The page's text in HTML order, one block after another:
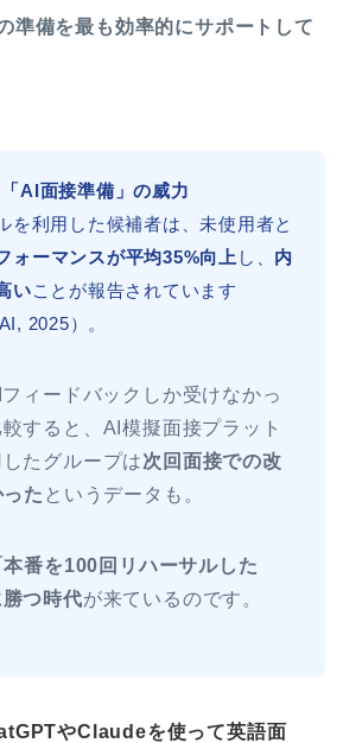
準備を最も効率的にサポートして
AI面接準備」の威力
を利用した候補者は、未使用者と
ォーマンスが平均35%向上 し、 内
いことが報告されています
2025）。
ィードバックしか受けなかっ
すると、AI模擬面接プラット
たグループは次回面接での改
た というデータも。
番を100回リハーサルした
つ時代が来ているのです。
やClaudeを使って英語面